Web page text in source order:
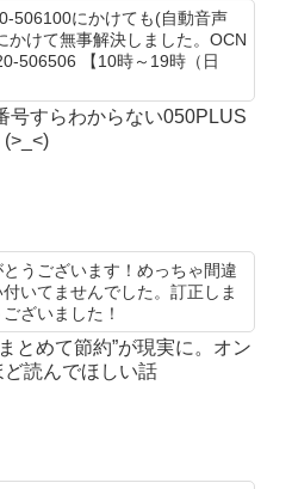
506100にかけても(自動音声
かけて無事解決しました。OCN
506506 【10時～19時（日
号すらわからない050PLUS
うございます！めっちゃ間違
いてませんでした。訂正しま
ざいました！
とめて節約”が現実に。オン
読んでほしい話